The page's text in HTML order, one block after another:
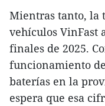
Mientras tanto, la
vehículos VinFast
finales de 2025.
funcionamiento
baterías en la
espera que esa